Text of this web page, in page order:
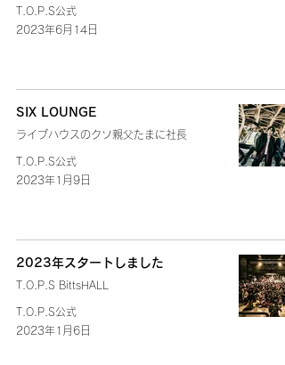
T.O.P.S公式
2023年6月14日
SIX LOUNGE
ライブハウスのクソ親父たまに社長
T.O.P.S公式
2023年1月9日
2023年スタートしました
T.O.P.S BittsHALL
T.O.P.S公式
2023年1月6日